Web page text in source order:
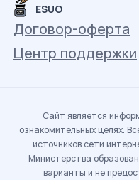
ESUO
Договор-оферта
Центр поддержки
Сайт является
ознакомительных целях.
источников сети
Министерства
варианты и не